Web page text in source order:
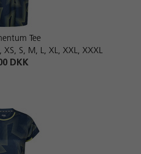
Tee
S, M, L, XL, XXL, XXXL
DKK